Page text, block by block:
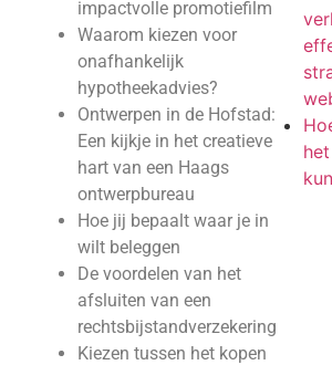
impactvolle promotiefilm
Waarom kiezen voor
onafhankelijk
hypotheekadvies?
Ontwerpen in de Hofstad:
Een kijkje in het creatieve
hart van een Haags
ontwerpbureau
Hoe jij bepaalt waar je in
wilt beleggen
De voordelen van het
afsluiten van een
rechtsbijstandverzekering
Kiezen tussen het kopen